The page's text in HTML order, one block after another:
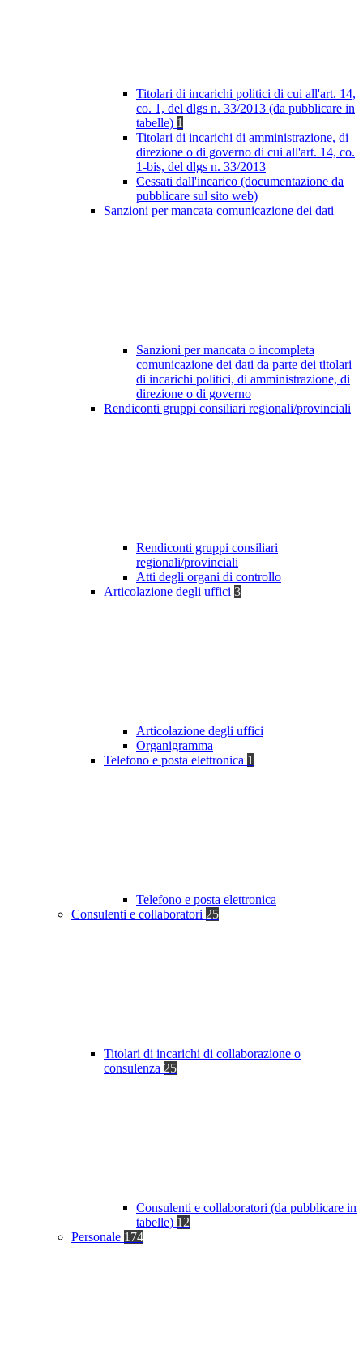
Titolari di incarichi politici di cui all'art. 14,
co. 1, del dlgs n. 33/2013 (da pubblicare in
tabelle) 1
Titolari di incarichi di amministrazione, di
direzione o di governo di cui all'art. 14, co.
1-bis, del dlgs n. 33/2013
Cessati dall'incarico (documentazione da
pubblicare sul sito web)
Sanzioni per mancata comunicazione dei dati
Sanzioni per mancata o incompleta
comunicazione dei dati da parte dei titolari
di incarichi politici, di amministrazione, di
direzione o di governo
Rendiconti gruppi consiliari regionali/provinciali
Rendiconti gruppi consiliari
regionali/provinciali
Atti degli organi di controllo
Articolazione degli uffici 3
Articolazione degli uffici
Organigramma
Telefono e posta elettronica 1
Telefono e posta elettronica
Consulenti e collaboratori 25
Titolari di incarichi di collaborazione o
consulenza 25
Consulenti e collaboratori (da pubblicare in
tabelle) 12
Personale 174